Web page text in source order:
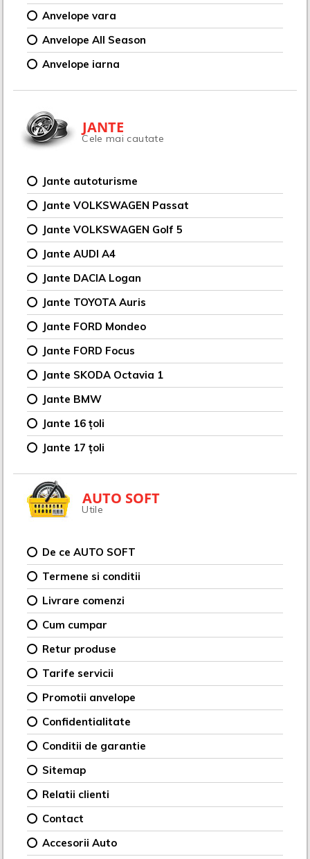
Anvelope vara
Anvelope All Season
Anvelope iarna
JANTE
Cele mai cautate
Jante autoturisme
Jante VOLKSWAGEN Passat
Jante VOLKSWAGEN Golf 5
Jante AUDI A4
Jante DACIA Logan
Jante TOYOTA Auris
Jante FORD Mondeo
Jante FORD Focus
Jante SKODA Octavia 1
Jante BMW
Jante 16 țoli
Jante 17 țoli
AUTO SOFT
Utile
De ce AUTO SOFT
Termene si conditii
Livrare comenzi
Cum cumpar
Retur produse
Tarife servicii
Promotii anvelope
Confidentialitate
Conditii de garantie
Sitemap
Relatii clienti
Contact
Accesorii Auto